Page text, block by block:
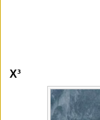
X³